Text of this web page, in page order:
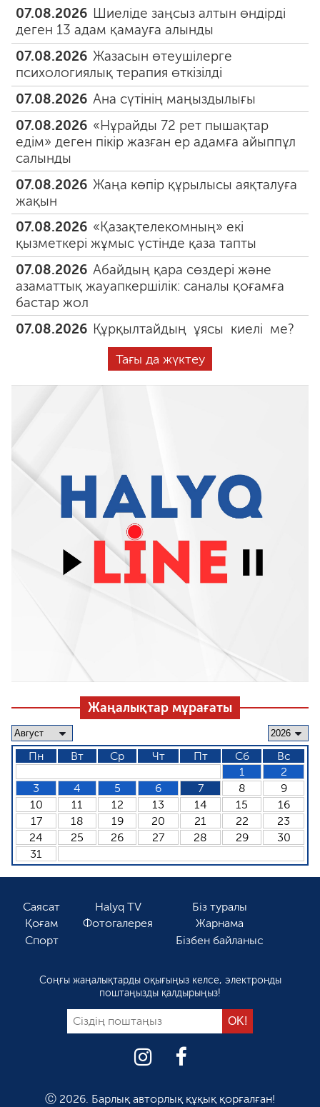
07.08.2026 Шиеліде заңсыз алтын өндірді
деген 13 адам қамауға алынды
07.08.2026 Жазасын өтеушілерге
психологиялық терапия өткізілді
07.08.2026 Ана сүтінің маңыздылығы
07.08.2026 «Нұрайды 72 рет пышақтар
едім» деген пікір жазған ер адамға айыппұл
салынды
07.08.2026 Жаңа көпір құрылысы аяқталуға
жақын
07.08.2026 «Қазақтелекомның» екі
қызметкері жұмыс үстінде қаза тапты
07.08.2026 Абайдың қара сөздері және
азаматтық жауапкершілік: саналы қоғамға
бастар жол
07.08.2026 Құрқылтайдың ұясы киелі ме?
Тағы да жүктеу
Жаңалықтар мұрағаты
Пн Вт Ср Чт Пт Сб
Вс
1
2
3
4 5 6 7 8
9
10
11 12 13 14 15
16
17
18 19 20 21 22
23
24
25 26 27 28 29
30
31
Саясат
Қоғам
Спорт
Halyq TV
Фотогалерея
Біз туралы
Жарнама
Бізбен байланыс
Соңғы жаңалықтарды оқығыңыз келсе, электронды
поштаңызды қалдырыңыз!
Ⓒ 2026. Барлық авторлық құқық қорғалған!